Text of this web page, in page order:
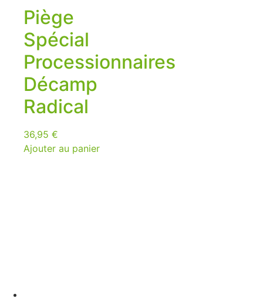
Piège
Spécial
Processionnaires
Décamp
Radical
36,95 €
Ajouter au panier